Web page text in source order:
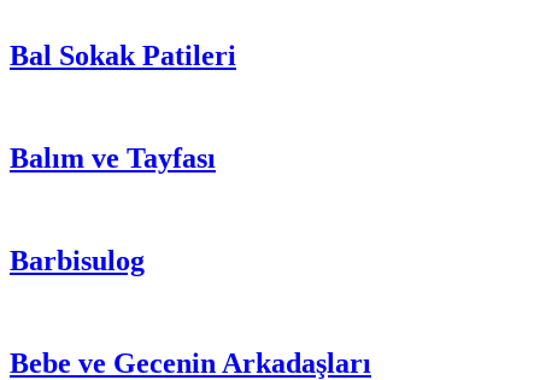
Bal Sokak Patileri
Balım ve Tayfası
Barbisulog
Bebe ve Gecenin Arkadaşları